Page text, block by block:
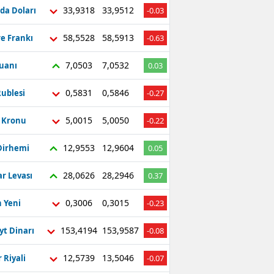
Doları 33,9318 33,9512 -0.03
Frankı 58,5528 58,5913 -0.63
7,0503 7,0532 0.03
0,5831 0,5846 -0.27
Kronu 5,0015 5,0050 -0.22
12,9553 12,9604 0.05
Levası 28,0626 28,2946 0.37
Yeni 0,3006 0,3015 -0.23
Dinarı 153,4194 153,9587 -0.08
Riyali 12,5739 13,5046 -0.07